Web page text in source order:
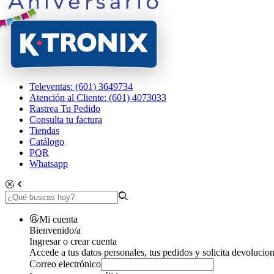
Televentas: (601) 3649734
Atención al Cliente: (601) 4073033
Rastrea Tu Pedido
Consulta tu factura
Tiendas
Catálogo
PQR
Whatsapp
Mi cuenta
Bienvenido/a
Ingresar o crear cuenta
Accede a tus datos personales, tus pedidos y solicita
Correo electrónico